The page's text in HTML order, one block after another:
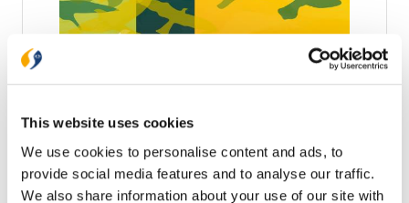
This website uses cookies
We use cookies to personalise content and ads, to
provide social media features and to analyse our traffic.
We also share information about your use of our site with
Wortels en vleugels
Dit boek is geschikt voor opvoeders in de breedste
zin van het woord: ouders, docenten en kinder- en
jongerenwerkers in de kerk die jongeren beter willen
begrijpen en begeleiden op het gebied van geloof